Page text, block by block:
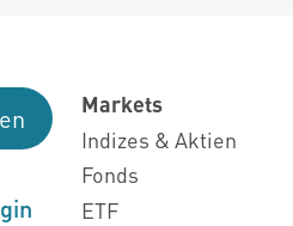
Markets
Indizes & Aktien
Fonds
ETF